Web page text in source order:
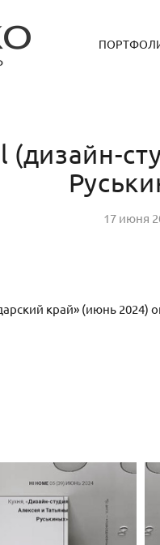
(дизайн-
17 июня
край» (июнь 2024)